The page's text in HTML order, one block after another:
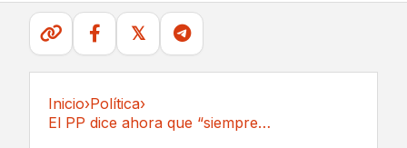
𝕏
Inicio›Política›
El PP dice ahora que “siempre” defendió la...